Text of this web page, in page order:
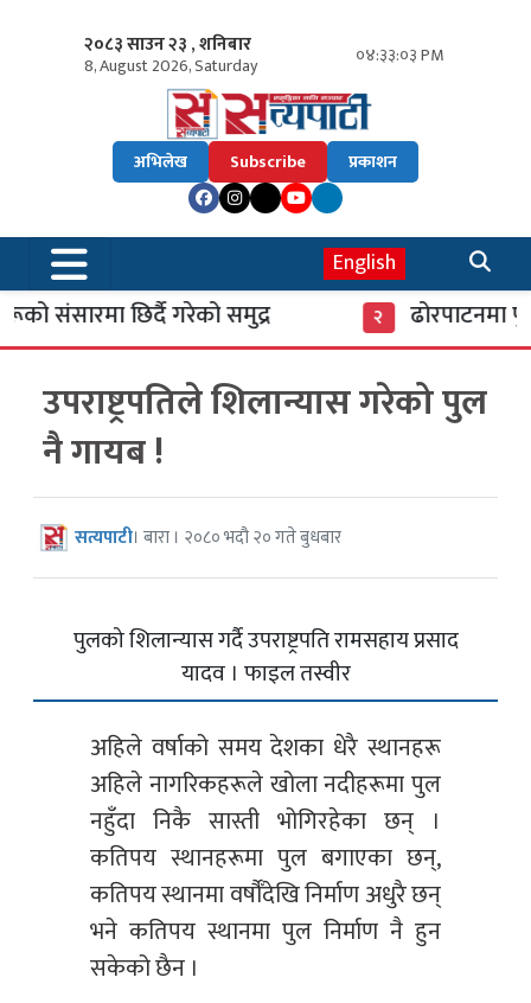
२०८३ साउन २३ , शनिबार
8, August 2026, Saturday ०४:३३:०३ PM
अभिलेख Subscribe प्रकाशन
English
संसारमा छिर्दै गरेको समुद्र ढोरपाटनमा पुगे
उपराष्ट्रपतिले शिलान्यास गरेको पुल
नै गायब !
सत्यपाटी। बारा । २०८० भदौ २० गते बुधबार
पुलको शिलान्यास गर्दै उपराष्ट्रपति रामसहाय प्रसाद
यादव । फाइल तस्वीर
अहिले वर्षाको समय देशका धेरै स्थानहरू
अहिले नागरिकहरूले खोला नदीहरूमा पुल
नहुँदा निकै सास्ती भोगिरहेका छन् ।
कतिपय स्थानहरूमा पुल बगाएका छन्,
कतिपय स्थानमा वर्षौँदेखि निर्माण अधुरै छन्
भने कतिपय स्थानमा पुल निर्माण नै हुन
सकेको छैन ।